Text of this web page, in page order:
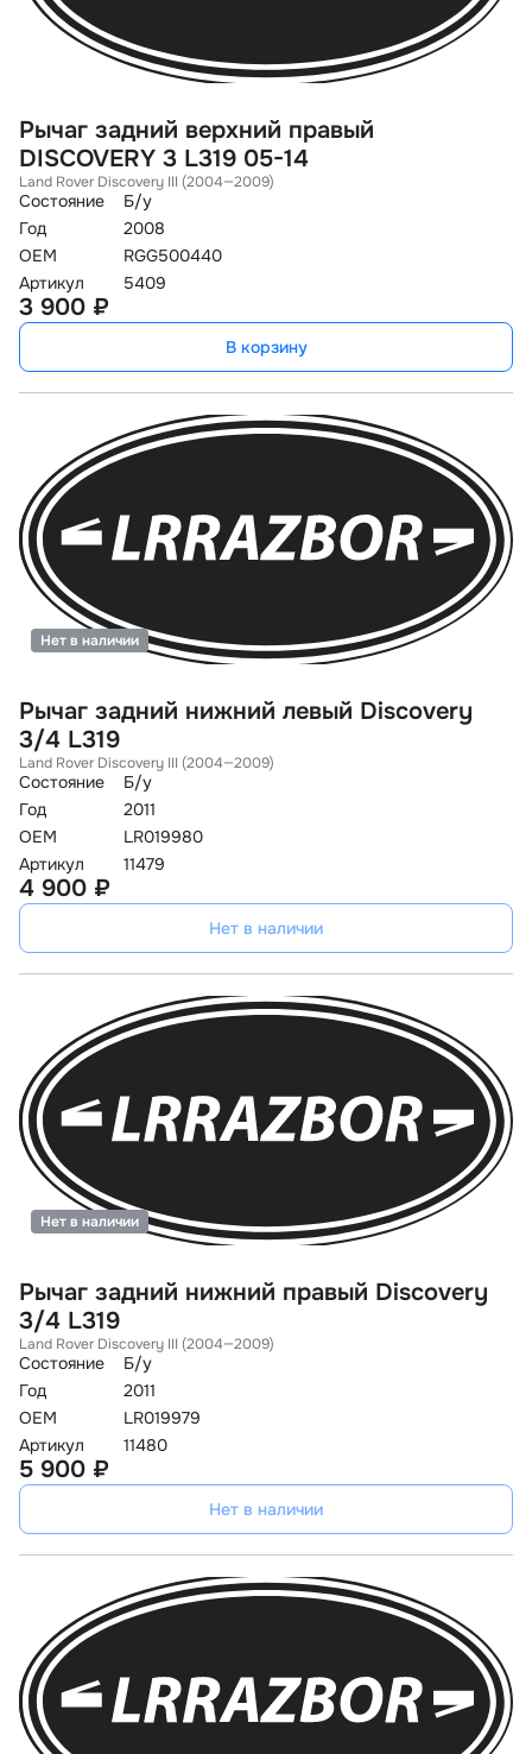
Рычаг задний верхний правый
DISCOVERY 3 L319 05-14
Land Rover Discovery III (2004—2009)
Состояние
Б/у
Год
2008
OEM
RGG500440
Артикул
5409
3 900 ₽
В корзину
Рычаг задний нижний левый Discovery
3/4 L319
Land Rover Discovery III (2004—2009)
Состояние
Б/у
Год
2011
OEM
LR019980
Артикул
11479
Нет в наличии
4 900 ₽
Нет в наличии
Рычаг задний нижний правый Discovery
3/4 L319
Land Rover Discovery III (2004—2009)
Состояние
Б/у
Год
2011
OEM
LR019979
Артикул
11480
Нет в наличии
5 900 ₽
Нет в наличии